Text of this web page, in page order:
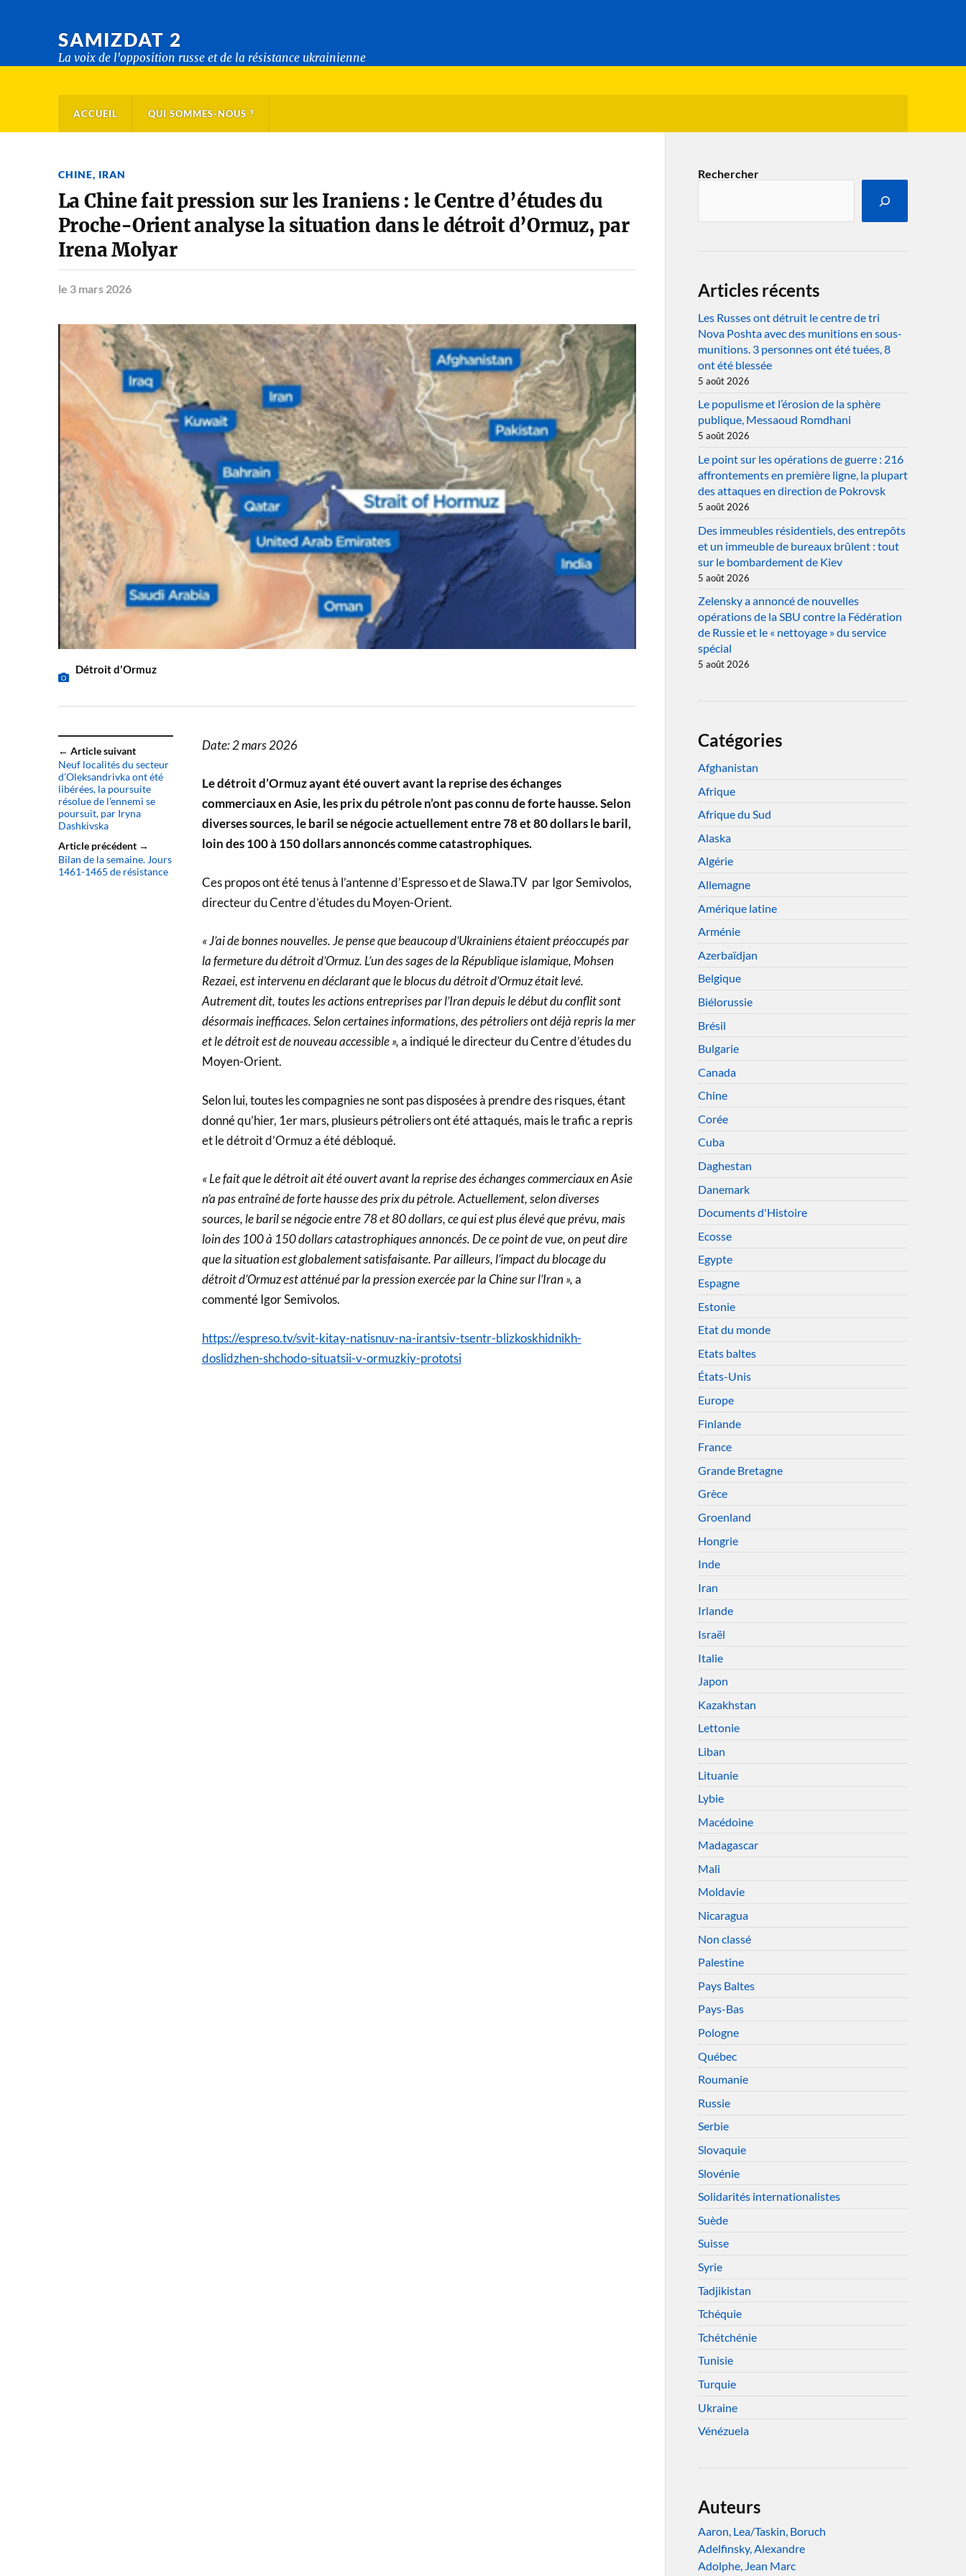
SAMIZDAT 2
La voix de l'opposition russe et de la résistance ukrainienne
ACCUEIL QUI SOMMES-NOUS ?
CHINE, IRAN
La Chine fait pression sur les Iraniens : le Centre d’études du
Proche-Orient analyse la situation dans le détroit d’Ormuz, par
Irena Molyar
le 3 mars 2026
Détroit d'Ormuz
← Article suivant
Neuf localités du secteur
d’Oleksandrivka ont été
libérées, la poursuite
résolue de l’ennemi se
poursuit, par Iryna
Dashkivska
Article précédent →
Bilan de la semaine. Jours
1461-1465 de résistance
Date: 2 mars 2026
Le détroit d’Ormuz ayant été ouvert avant la reprise des échanges
commerciaux en Asie, les prix du pétrole n’ont pas connu de forte hausse. Selon
diverses sources, le baril se négocie actuellement entre 78 et 80 dollars le baril,
loin des 100 à 150 dollars annoncés comme catastrophiques.
Ces propos ont été tenus à l’antenne d’Espresso et de Slawa.TV par Igor Semivolos,
directeur du Centre d’études du Moyen-Orient.
« J’ai de bonnes nouvelles. Je pense que beaucoup d’Ukrainiens étaient préoccupés par
la fermeture du détroit d’Ormuz. L’un des sages de la République islamique, Mohsen
Rezaei, est intervenu en déclarant que le blocus du détroit d’Ormuz était levé.
Autrement dit, toutes les actions entreprises par l’Iran depuis le début du conflit sont
désormais inefficaces. Selon certaines informations, des pétroliers ont déjà repris la mer
et le détroit est de nouveau accessible »,a indiqué le directeur du Centre d’études du
Moyen-Orient.
Selon lui, toutes les compagnies ne sont pas disposées à prendre des risques, étant
donné qu’hier, 1er mars, plusieurs pétroliers ont été attaqués, mais le trafic a repris
et le détroit d’Ormuz a été débloqué.
« Le fait que le détroit ait été ouvert avant la reprise des échanges commerciaux en Asie
n’a pas entraîné de forte hausse des prix du pétrole. Actuellement, selon diverses
sources, le baril se négocie entre 78 et 80 dollars, ce qui est plus élevé que prévu, mais
loin des 100 à 150 dollars catastrophiques annoncés. De ce point de vue, on peut dire
que la situation est globalement satisfaisante. Par ailleurs, l’impact du blocage du
détroit d’Ormuz est atténué par la pression exercée par la Chine sur l’Iran »,a
commenté Igor Semivolos.
https://espreso.tv/svit-kitay-natisnuv-na-irantsiv-tsentr-blizkoskhidnikh-
doslidzhen-shchodo-situatsii-v-ormuzkiy-prototsi
Rechercher
Articles récents
Les Russes ont détruit le centre de tri
Nova Poshta avec des munitions en sous-
munitions. 3 personnes ont été tuées, 8
ont été blessée
5 août 2026
Le populisme et l’érosion de la sphère
publique, Messaoud Romdhani
5 août 2026
Le point sur les opérations de guerre : 216
affrontements en première ligne, la plupart
des attaques en direction de Pokrovsk
5 août 2026
Des immeubles résidentiels, des entrepôts
et un immeuble de bureaux brûlent : tout
sur le bombardement de Kiev
5 août 2026
Zelensky a annoncé de nouvelles
opérations de la SBU contre la Fédération
de Russie et le « nettoyage » du service
spécial
5 août 2026
Catégories
Afghanistan
Afrique
Afrique du Sud
Alaska
Algérie
Allemagne
Amérique latine
Arménie
Azerbaïdjan
Belgique
Biélorussie
Brésil
Bulgarie
Canada
Chine
Corée
Cuba
Daghestan
Danemark
Documents d'Histoire
Ecosse
Egypte
Espagne
Estonie
Etat du monde
Etats baltes
États-Unis
Europe
Finlande
France
Grande Bretagne
Grèce
Groenland
Hongrie
Inde
Iran
Irlande
Israël
Italie
Japon
Kazakhstan
Lettonie
Liban
Lituanie
Lybie
Macédoine
Madagascar
Mali
Moldavie
Nicaragua
Non classé
Palestine
Pays Baltes
Pays-Bas
Pologne
Québec
Roumanie
Russie
Serbie
Slovaquie
Slovénie
Solidarités internationalistes
Suède
Suisse
Syrie
Tadjikistan
Tchéquie
Tchétchénie
Tunisie
Turquie
Ukraine
Vénézuela
Auteurs
Aaron, Lea/Taskin, Boruch
Adelfinsky, Alexandre
Adolphe, Jean Marc